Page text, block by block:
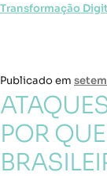
Transformação
Publicado em
POR